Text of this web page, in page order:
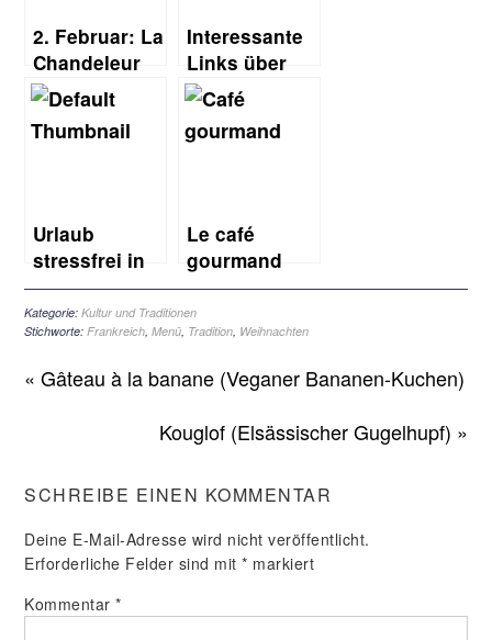
2. Februar: La
Chandeleur
Interessante
Links über
Frankreich
und die
französische
Urlaub
stressfrei in
Frankreich
Le café
gourmand
(Kaffee für
Feinschmecker)
Kategorie:Kultur und Traditionen
Stichworte:Frankreich,Menü, Tradition, Weihnachten
« Gâteau à la banane (Veganer Bananen-Kuchen)
Kouglof (Elsässischer Gugelhupf) »
SCHREIBE EINEN KOMMENTAR
Deine E-Mail-Adresse wird nicht veröffentlicht.
Erforderliche Felder sind mit* markiert
Kommentar*